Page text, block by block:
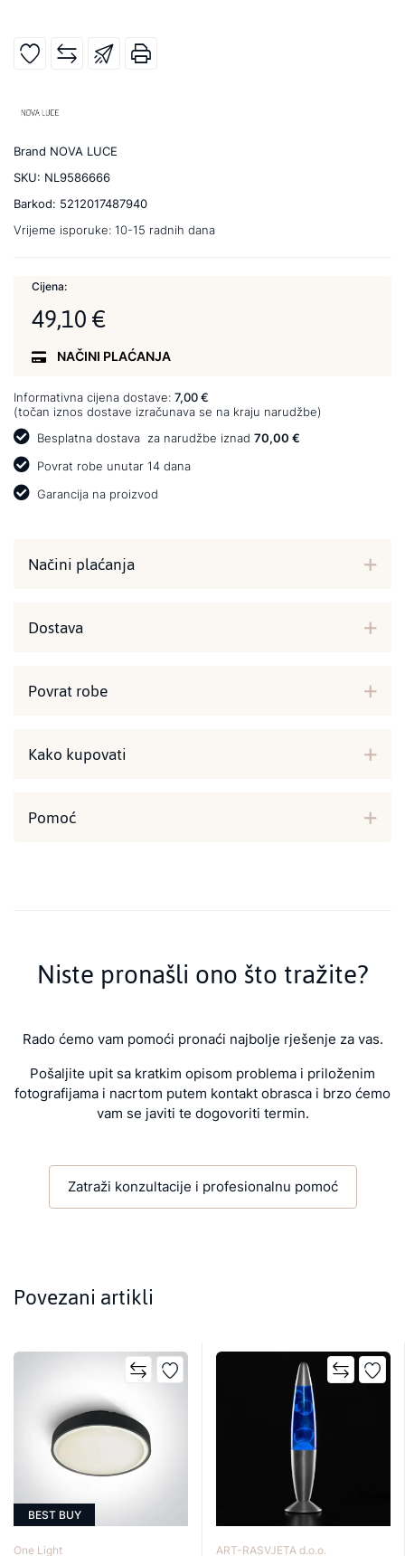
Brand NOVA LUCE
SKU: NL9586666
Barkod: 5212017487940
Vrijeme isporuke: 10-15 radnih dana
Cijena:
49,10 €
NAČINI PLAĆANJA
Informativna cijena dostave: 7,00 €
(točan iznos dostave izračunava se na kraju narudžbe)
Besplatna dostava za narudžbe iznad 70,00 €
Povrat robe unutar 14 dana
Garancija na proizvod
Načini plaćanja
Dostava
Povrat robe
Kako kupovati
Pomoć
Niste pronašli ono što tražite?
Rado ćemo vam pomoći pronaći najbolje rješenje za vas.
Pošaljite upit sa kratkim opisom problema i priloženim
fotografijama i nacrtom putem kontakt obrasca i brzo ćemo
vam se javiti te dogovoriti termin.
Zatraži konzultacije i profesionalnu pomoć
Povezani artikli
BEST BUY
One Light ART-RASVJETA d.o.o.